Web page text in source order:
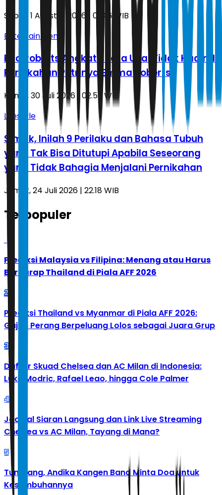
Sabtu, 1 Agustus 2026 | 01.46 WIB
Entertainment
Eric Roberts Angkat Suara Usai Tidak Hadir di
Pernikahan Putrinya Emma Roberts
Kamis, 30 Juli 2026 | 02.53 WIB
Lifestyle
Simak, Inilah 9 Perilaku dan Bahasa Tubuh
yang Tak Bisa Ditutupi Apabila Seseorang
yang Tidak Bahagia Menjalani Pernikahan
Jumat, 24 Juli 2026 | 22.18 WIB
Terpopuler
Prediksi Malaysia vs Filipina: Menang atau Harus
Berharap Thailand di Piala AFF 2026
2
Prediksi Thailand vs Myanmar di Piala AFF 2026:
Gajah Perang Berpeluang Lolos sebagai Juara Grup
3
Daftar Skuad Chelsea dan AC Milan di Indonesia:
Luka Modric, Rafael Leao, hingga Cole Palmer
4
Jadwal Siaran Langsung dan Link Live Streaming
Chelsea vs AC Milan, Tayang di Mana?
5
Tumbang, Andika Kangen Band Minta Doa untuk
Kesembuhannya